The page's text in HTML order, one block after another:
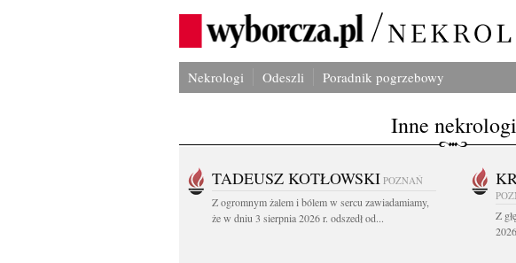
Nekrologi Odeszli Poradnik pogrzebowy
Inne nekrologi
TADEUSZ KOTŁOWSKI POZNAŃ
Z ogromnym żalem i bólem w sercu zawiadamiamy,
że w dniu 3 sierpnia 2026 r. odszedł od...
Z